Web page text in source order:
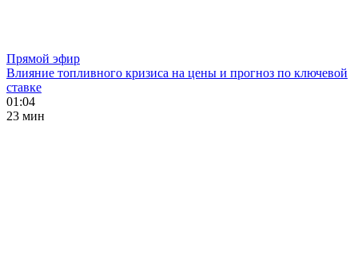
Прямой эфир
Влияние топливного кризиса на цены и прогноз по ключевой
ставке
01:04
23 мин